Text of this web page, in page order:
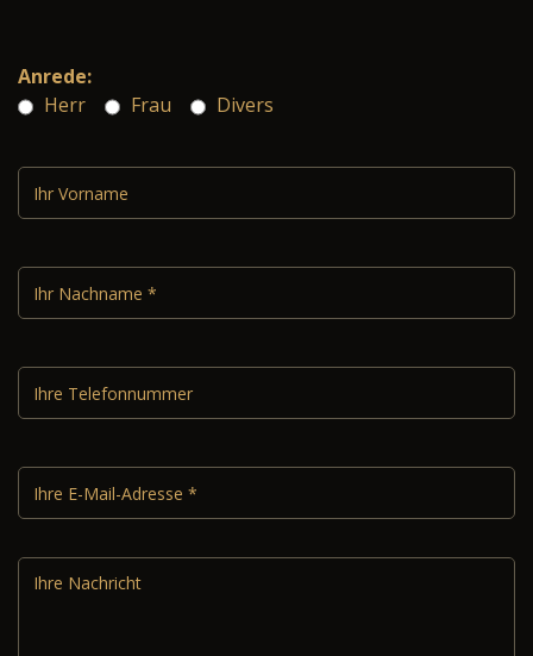
Anrede:
Herr
Frau Divers